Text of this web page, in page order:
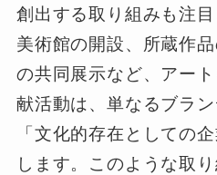
創出する取り組みも注
美術館の開設、所蔵作
の共同展示など、アー
献活動は、単なるブラ
「文化的存在としての
します。このような取